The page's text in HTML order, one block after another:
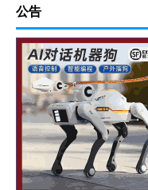
公告